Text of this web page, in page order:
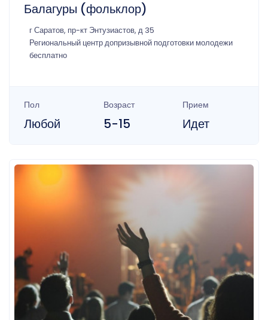
Балагуры (фольклор)
г Саратов, пр-кт Энтузиастов, д 35
Региональный центр допризывной подготовки молодежи
бесплатно
Пол
Любой
Возраст
5-15
Прием
Идет